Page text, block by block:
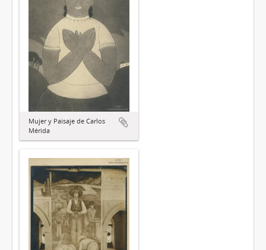
Mujer y Paisaje de Carlos
Mérida